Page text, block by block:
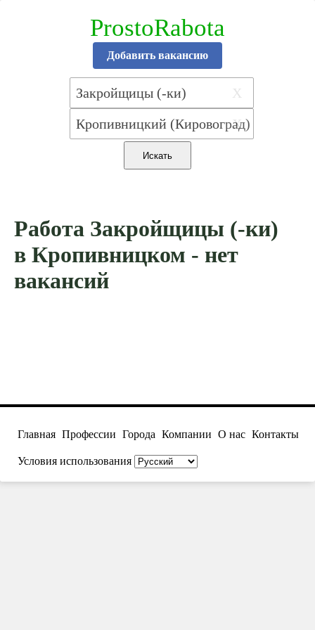
ProstoRabota
Добавить вакансию
X
X
Работа Закройщицы (-ки)
в Кропивницком - нет
вакансий
Главная Профессии Города Компании О нас Контакты
Условия использования